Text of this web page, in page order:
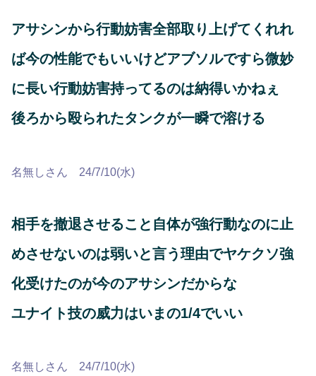
アサシンから行動妨害全部取り上げてくれれ
ば今の性能でもいいけどアブソルですら微妙
に長い行動妨害持ってるのは納得いかねぇ
後ろから殴られたタンクが一瞬で溶ける
名無しさん 24/7/10(水)
相手を撤退させること自体が強行動なのに止
めさせないのは弱いと言う理由でヤケクソ強
化受けたのが今のアサシンだからな
ユナイト技の威力はいまの1/4でいい
名無しさん 24/7/10(水)